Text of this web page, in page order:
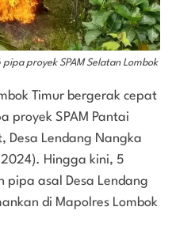
proyek SPAM Selatan Lombok
Timur bergerak cepat
proyek SPAM Pantai
Desa Lendang Nangka
Hingga kini, 5
asal Desa Lendang
di Mapolres Lombok